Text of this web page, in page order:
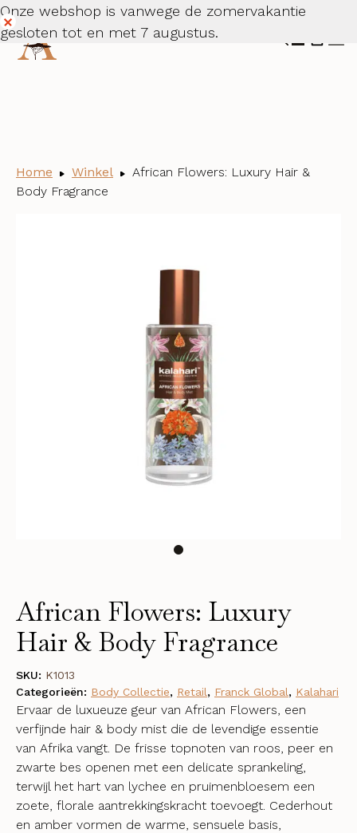
Onze webshop is vanwege de zomervakantie
gesloten tot en met 7 augustus.
Dismiss
Home Winkel
African Flowers: Luxury Hair &
Body Fragrance
African Flowers: Luxury
Hair & Body Fragrance
Ervaar de luxueuze geur van African Flowers, een
verfijnde hair & body mist die de levendige essentie
van Afrika vangt. De frisse topnoten van roos, peer en
zwarte bes openen met een delicate sprankeling,
terwijl het hart van lychee en pruimenbloesem een
zoete, florale aantrekkingskracht toevoegt. Cederhout
en amber vormen de warme, sensuele basis,
SKU: K1013
Categorieën: Body Collectie, Retail, Franck Global, Kalahari